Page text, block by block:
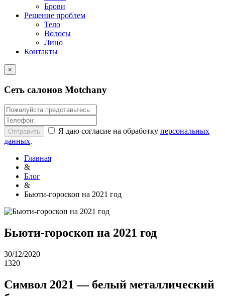
Брови
Решение проблем
Тело
Волосы
Лицо
Контакты
×
Сеть салонов Motchany
Я даю согласие на обработку персональных
данных.
Главная
&
Блог
&
Бьюти-гороскоп на 2021 год
Бьюти-гороскоп на 2021 год
30/12/2020
1320
Символ 2021 — белый металлический